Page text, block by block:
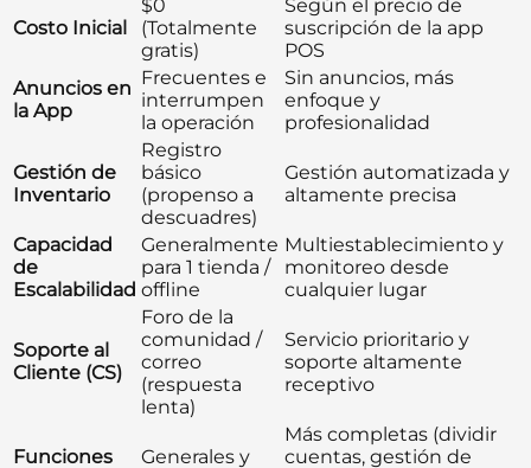
Costo Inicial
$0
(Totalmente
gratis)
Según el precio de
suscripción de la app
POS
Anuncios en
la App
Frecuentes e
interrumpen
la operación
Sin anuncios, más
enfoque y
profesionalidad
Gestión de
Inventario
Registro
básico
(propenso a
descuadres)
Gestión automatizada y
altamente precisa
Capacidad
de
Escalabilidad
Generalmente
para 1 tienda /
offline
Multiestablecimiento y
monitoreo desde
cualquier lugar
Soporte al
Cliente (CS)
Foro de la
comunidad /
correo
(respuesta
lenta)
Servicio prioritario y
soporte altamente
receptivo
Funciones
Generales y
Más completas (dividir
cuentas, gestión de